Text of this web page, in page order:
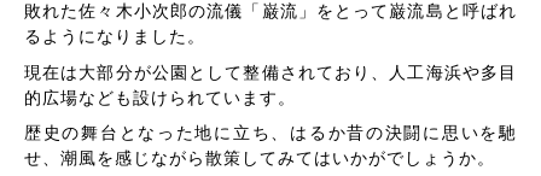
敗れた佐々木小次郎の流儀「巌流」をとって巌流島と呼ばれ
るようになりました。
現在は大部分が公園として整備されており、人工海浜や多目
的広場なども設けられています。
歴史の舞台となった地に立ち、はるか昔の決闘に思いを馳
せ、潮風を感じながら散策してみてはいかがでしょうか。